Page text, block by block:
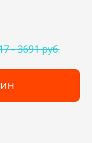
- 3691 руб.